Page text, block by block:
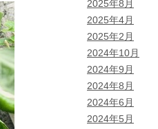
2025年8月
2025年4月
2025年2月
2024年10月
2024年9月
2024年8月
2024年6月
2024年5月